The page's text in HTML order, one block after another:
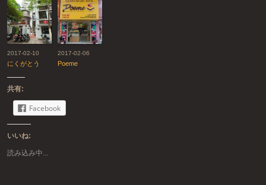
2017-02-10
にくがとう
2017-02-06
Poeme
共有:
Facebook
いいね:
読み込み中...